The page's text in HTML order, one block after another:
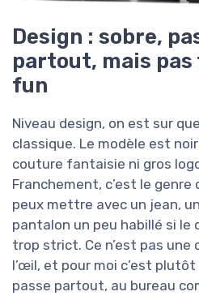
Design : sobre,
partout, mais pas
fun
Niveau design, on est sur
classique. Le modèle est
couture fantaisie ni gros
Franchement, c’est le
peux mettre avec un jean,
pantalon un peu habillé si le
trop strict. Ce n’est pas
l’œil, et pour moi c’est
passe partout, au bureau